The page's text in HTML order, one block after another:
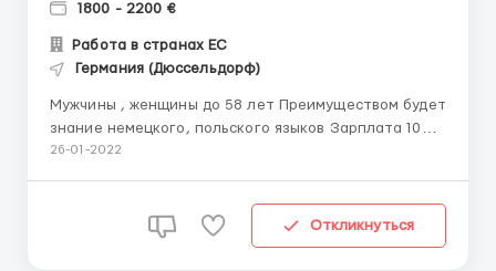
1800 - 2200 €
Работа в странах ЕС
Германия (Дюссельдорф)
Мужчины , женщины до 58 лет Преимуществом будет
знание немецкого, польского языков Зарплата 10
евро в час (брутто) График работы: по 8−10 часов, 5
бренду. Сборка заказов, упаковка одежд...
26-01-2022
Откликнуться